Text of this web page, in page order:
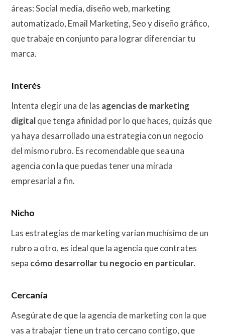
áreas: Social media, diseño web, marketing
automatizado, Email Marketing, Seo y diseño gráfico,
que trabaje en conjunto para lograr diferenciar tu
marca.
Interés
Intenta elegir una de las agencias de marketing
digitalque tenga afinidad por lo que haces, quizás que
ya haya desarrollado una estrategia con un negocio
del mismo rubro. Es recomendable que sea una
agencia con la que puedas tener una mirada
empresarial a fin.
Nicho
Las estrategias de marketing varían muchísimo de un
rubro a otro, es ideal que la agencia que contrates
sepa cómo desarrollar tu negocio en particular.
Cercanía
Asegúrate de que la agencia de marketing con la que
vas a trabajar tiene un trato cercano contigo, que